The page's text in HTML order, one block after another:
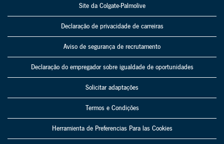
Site da Colgate-Palmolive
Declaração de privacidade de carreiras
Aviso de segurança de recrutamento
Declaração do empregador sobre igualdade de oportunidades
Solicitar adaptações
Termos e Condições
Herramienta de Preferencias Para las Cookies